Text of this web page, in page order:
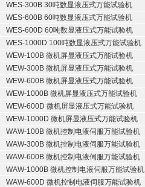
WES-300B 30吨数显液压式万能试验机
WES-600B 60吨数显液压式万能试验机
WES-600D 60吨数显液压式万能试验机
WES-1000D 100吨数显液压式万能试验机
WEW-100B 微机屏显液压式万能试验机
WEW-300B 微机屏显液压式万能试验机
WEW-600B 微机屏显液压式万能试验机
WEW-1000B 微机屏显液压式万能试验机
WEW-600D 微机屏显液压式万能试验机
WEW-1000D 微机屏显液压式万能试验机
WAW-100B 微机控制电液伺服万能试验机
WAW-300B 微机控制电液伺服万能试验机
WAW-600B 微机控制电液伺服万能试验机
WAW-1000B 微机控制电液伺服万能试验机
WAW-600D 微机控制电液伺服万能试验机